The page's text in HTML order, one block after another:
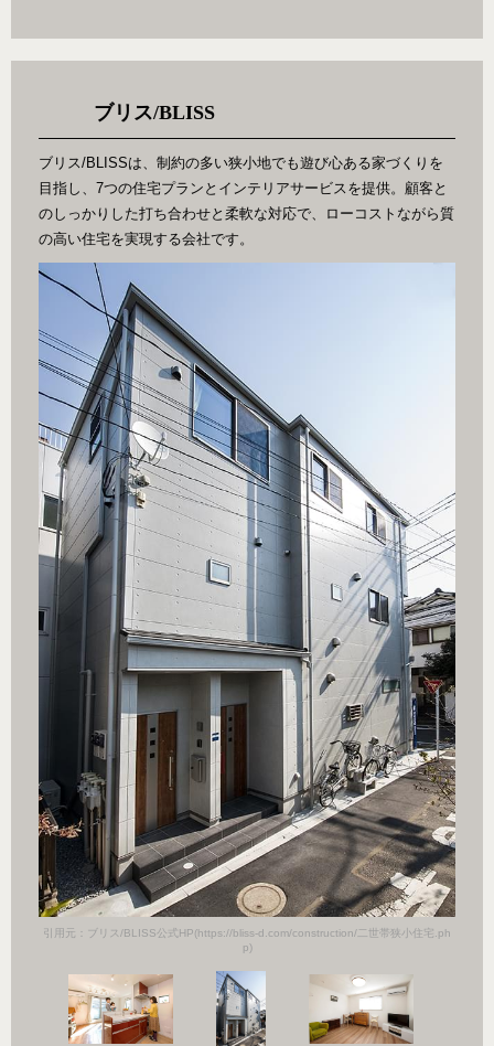
ブリス/BLISS
ブリス/BLISSは、制約の多い狭小地でも遊び心ある家づくりを
目指し、7つの住宅プランとインテリアサービスを提供。顧客と
のしっかりした打ち合わせと柔軟な対応で、ローコストながら質
の高い住宅を実現する会社です。
引用元：ブリス/BLISS公式HP(https://bliss-d.com/construction/二世帯狭小住宅.ph
p)